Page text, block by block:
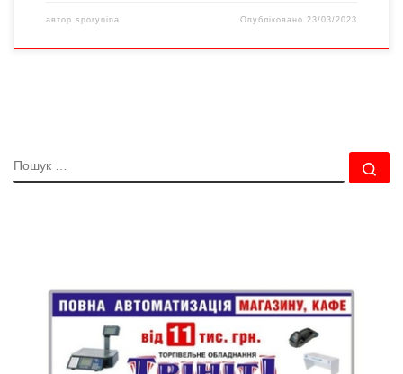
автор sporynina Опубліковано23/03/2023
ПОШУК